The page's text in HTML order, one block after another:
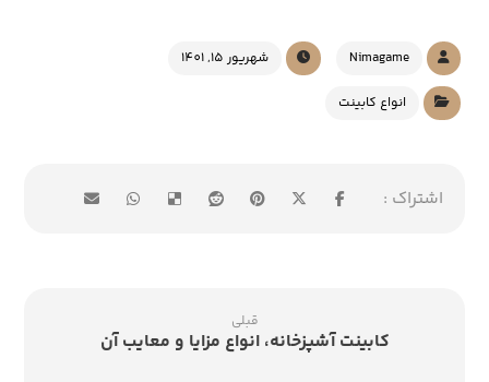
Nimagame شهریور 15, 1401
انواع کابینت
قبلی
کابینت آشپزخانه، انواع مزایا و معایب آن